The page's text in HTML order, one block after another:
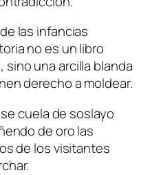
las infancias
no es un libro
una arcilla blanda
derecho a moldear.
cuela de soslayo
de oro las
de los visitantes